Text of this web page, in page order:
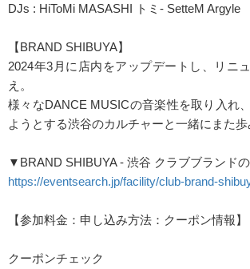
DJs : HiToMi MASASHI トミ- SetteM Argyle
【BRAND SHIBUYA】
2024年3月に店内をアップデートし、リニ
え。
様々なDANCE MUSICの音楽性を取り入れ
ようとする渋谷のカルチャーと一緒にまた歩
▼BRAND SHIBUYA - 渋谷 クラブブランド
https://eventsearch.jp/facility/club-brand-
【参加料金：申し込み方法：クーポン情報】
クーポンチェック